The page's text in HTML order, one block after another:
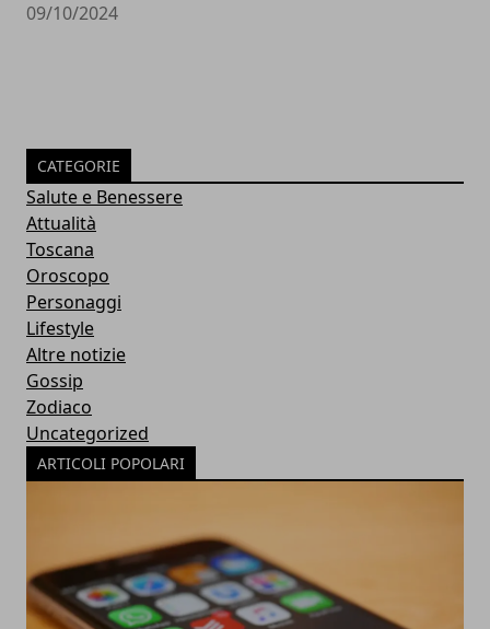
09/10/2024
CATEGORIE
Salute e Benessere
Attualità
Toscana
Oroscopo
Personaggi
Lifestyle
Altre notizie
Gossip
Zodiaco
Uncategorized
ARTICOLI POPOLARI